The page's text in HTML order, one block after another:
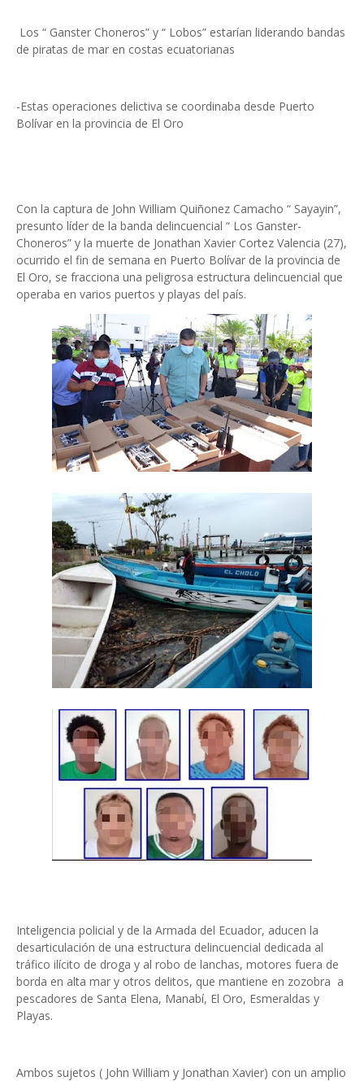
Los “ Ganster Choneros” y “ Lobos” estarían liderando bandas
de piratas de mar en costas ecuatorianas
-Estas operaciones delictiva se coordinaba desde Puerto
Bolívar en la provincia de El Oro
Con la captura de John William Quiñonez Camacho “ Sayayin”,
presunto líder de la banda delincuencial “ Los Ganster-
Choneros” y la muerte de Jonathan Xavier Cortez Valencia (27),
ocurrido el fin de semana en Puerto Bolívar de la provincia de
El Oro, se fracciona una peligrosa estructura delincuencial que
operaba en varios puertos y playas del país.
Inteligencia policial y de la Armada del Ecuador, aducen la
desarticulación de una estructura delincuencial dedicada al
tráfico ilícito de droga y al robo de lanchas, motores fuera de
borda en alta mar y otros delitos, que mantiene en zozobra a
pescadores de Santa Elena, Manabí, El Oro, Esmeraldas y
Playas.
Ambos sujetos ( John William y Jonathan Xavier) con un amplio